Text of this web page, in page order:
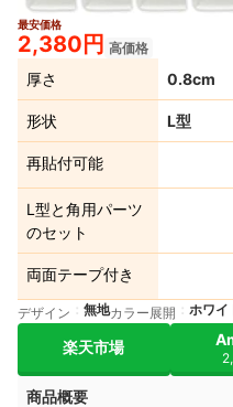
最安価格
2,380円 高価格
厚さ 0.8cm
形状 L型
再貼付可能
L型と角用パーツ
のセット
両面テープ付き
デザイン 無地カラー展開 ホワイ
楽天市場
商品概要